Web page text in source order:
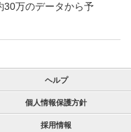
30万のデータから予
ヘルプ
個人情報保護方針
採用情報